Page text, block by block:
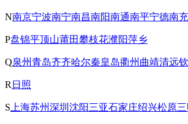
N南京宁波南宁南昌南阳南通南平宁德南充
P盘锦平顶山莆田攀枝花濮阳萍乡
Q泉州青岛齐齐哈尔秦皇岛衢州 曲靖清远
R 日照
S 上海苏州深圳 沈阳三亚石家庄绍兴松原